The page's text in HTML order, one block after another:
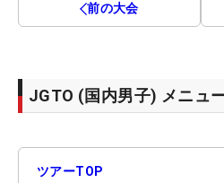
前の大会
JGTO (国内男子) メニュ
ツアーTOP